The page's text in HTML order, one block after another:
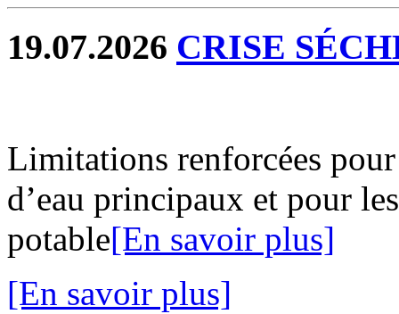
19.07.2026 CRISE
Limitations renforcées
d’eau principaux et pour
potable[En savoir plus]
[En savoir plus]